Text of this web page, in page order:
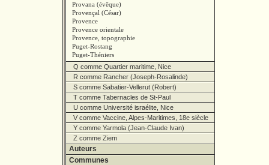
Provana (évêque)
Provençal (César)
Provence
Provence orientale
Provence, topographie
Puget-Rostang
Puget-Théniers
Q comme Quartier maritime, Nice
R comme Rancher (Joseph-Rosalinde)
S comme Sabatier-Vellerut (Robert)
T comme Tabernacles de St-Paul
U comme Université israélite, Nice
V comme Vaccine, Alpes-Maritimes, 18e siècle
Y comme Yarmola (Jean-Claude Ivan)
Z comme Ziem
Auteurs
Communes